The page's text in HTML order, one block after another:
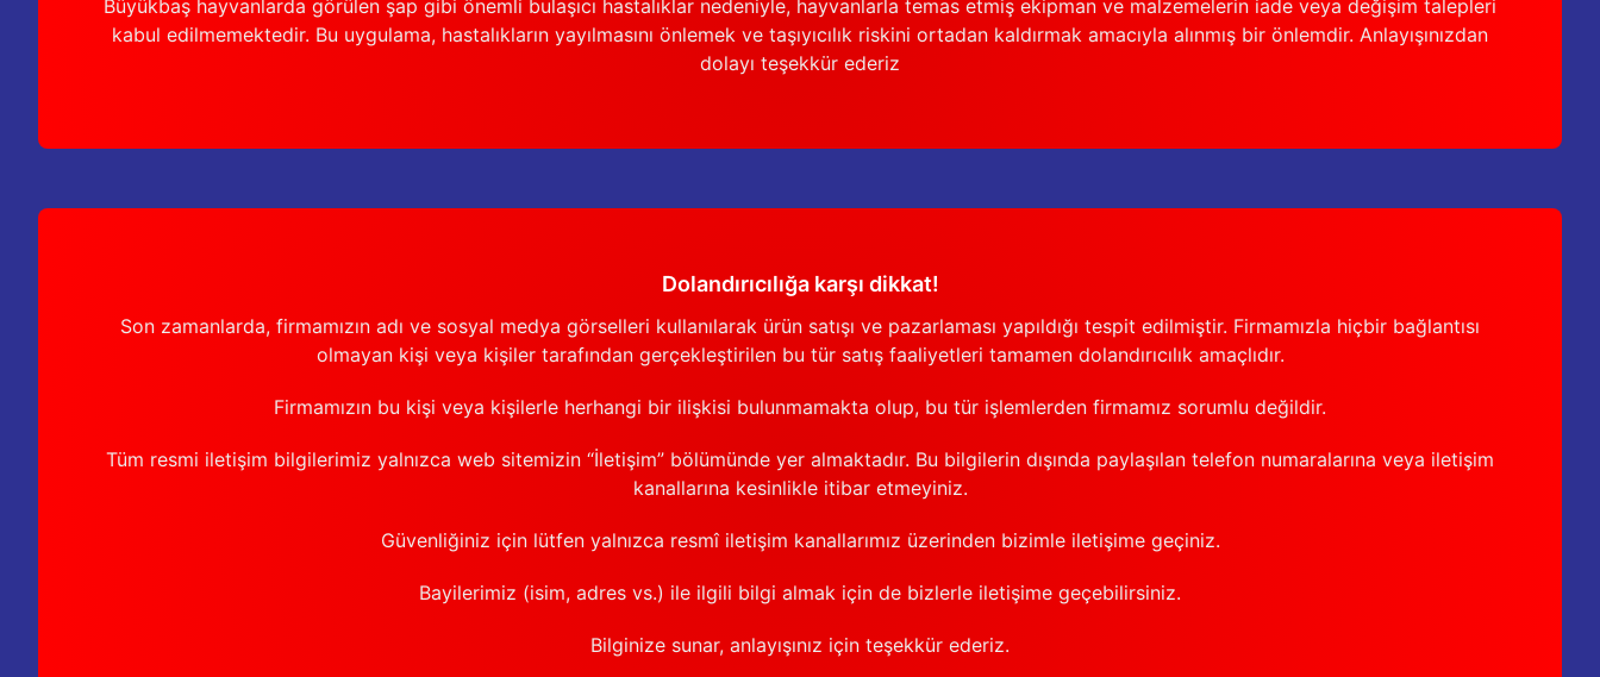
Büyükbaş hayvanlarda görülen şap gibi önemli bulaşıcı hastalıklar nedeniyle, hayvanlarla temas etmiş ekipman ve malzemelerin iade veya değişim talepleri
kabul edilmemektedir. Bu uygulama, hastalıkların yayılmasını önlemek ve taşıyıcılık riskini ortadan kaldırmak amacıyla alınmış bir önlemdir. Anlayışınızdan
dolayı teşekkür ederiz
Dolandırıcılığa karşı dikkat!
Son zamanlarda, firmamızın adı ve sosyal medya görselleri kullanılarak ürün satışı ve pazarlaması yapıldığı tespit edilmiştir. Firmamızla hiçbir bağlantısı
olmayan kişi veya kişiler tarafından gerçekleştirilen bu tür satış faaliyetleri tamamen dolandırıcılık amaçlıdır.
Firmamızın bu kişi veya kişilerle herhangi bir ilişkisi bulunmamakta olup, bu tür işlemlerden firmamız sorumlu değildir.
Tüm resmi iletişim bilgilerimiz yalnızca web sitemizin “İletişim” bölümünde yer almaktadır. Bu bilgilerin dışında paylaşılan telefon numaralarına veya iletişim
kanallarına kesinlikle itibar etmeyiniz.
Güvenliğiniz için lütfen yalnızca resmî iletişim kanallarımız üzerinden bizimle iletişime geçiniz.
Bayilerimiz (isim, adres vs.) ile ilgili bilgi almak için de bizlerle iletişime geçebilirsiniz.
Bilginize sunar, anlayışınız için teşekkür ederiz.